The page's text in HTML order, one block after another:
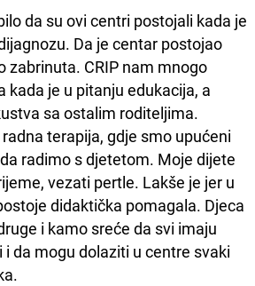
da su ovi centri postojali kada je
Da je centar postojao
zabrinuta. CRIP nam mnogo
kada je u pitanju edukacija, a
sa ostalim roditeljima.
terapija, gdje smo upućeni
radimo s djetetom. Moje dijete
vezati pertle. Lakše je jer u
didaktička pomagala. Djeca
i kamo sreće da svi imaju
da mogu dolaziti u centre svaki